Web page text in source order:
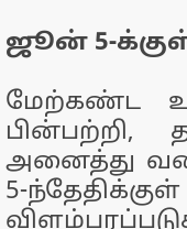
ஜூன் 5-
மேற்கண்ட
அனைத்து
5-